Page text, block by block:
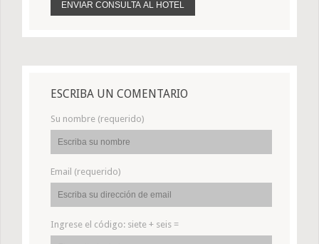
ESCRIBA UN COMENTARIO
Su nombre (requerido)
Email (requerido)
Ingrese el código: siete + seis =